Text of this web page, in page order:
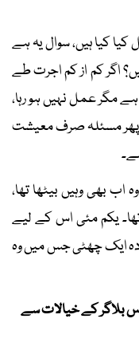
کیا کیا ہیں، سوال یہ ہے
اگر کم از کم اجرت طے
مگر عمل نہیں ہو رہا،
تو پھر مسئلہ صرف معیشت
اب بھی وہیں بیٹھا تھا،
یکم مئی اس کے لیے
ایک چھٹی جس میں وہ
بلاگر کے خیالات سے